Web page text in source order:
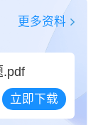
更多资料
.pdf
立即下载